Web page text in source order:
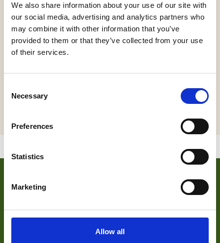
We also share information about your use of our site with
our social media, advertising and analytics partners who
may combine it with other information that you’ve
provided to them or that they’ve collected from your use
of their services.
Selection
Necessary
Preferences
Statistics
Marketing
Allow all
klanken en beweging.
Ons zelf helend vermogen aanspreken.
En we kunnen alles los laten wat ons niet meer dient.
Eliza & Roel
Zoek je meer informatie over het bedrijf achter Bezoek De